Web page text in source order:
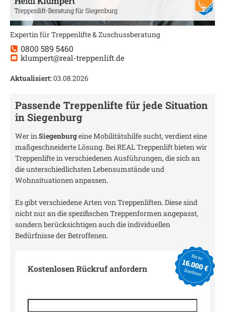
Expertin für Treppenlifte & Zuschussberatung
0800 589 5460
klumpert@real-treppenlift.de
Aktualisiert:03.08.2026
Passende Treppenlifte für jede Situation
in Siegenburg
Wer inSiegenburgeine Mobilitätshilfe sucht, verdient eine
maßgeschneiderte Lösung. Bei REAL Treppenlift bieten wir
Treppenlifte in verschiedenen Ausführungen, die sich an
die unterschiedlichsten Lebensumstände und
Wohnsituationen anpassen.
Es gibt verschiedene Arten von Treppenliften. Diese sind
nicht nur an die spezifischen Treppenformen angepasst,
sondern berücksichtigen auch die individuellen
Bedürfnisse der Betroffenen.
Kostenlosen Rückruf anfordern